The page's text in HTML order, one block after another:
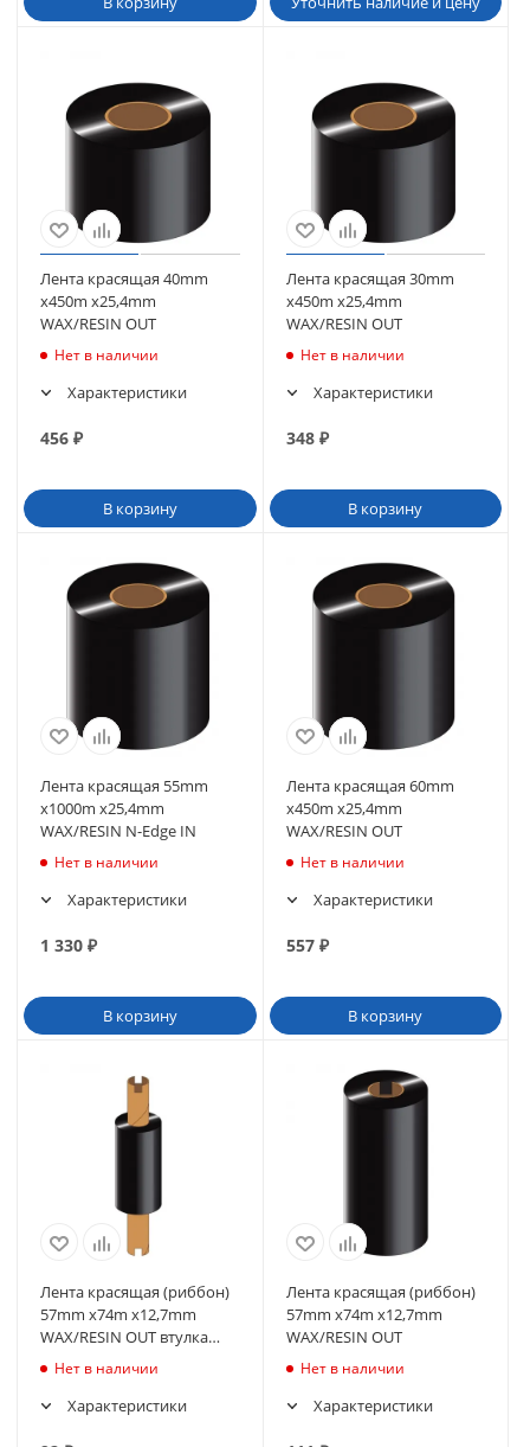
Лента красящая 40mm
x450m х25,4mm
WAX/RESIN OUT
Нет в наличии
Характеристики
456 ₽
В корзину
Лента красящая 30mm
x450m х25,4mm
WAX/RESIN OUT
Нет в наличии
Характеристики
348₽
В корзину
Лента красящая 55mm
х1000m х25,4mm
WAX/RESIN N-Edge IN
Нет в наличии
Характеристики
1 330 ₽
В корзину
Лента красящая 60mm
x450m х25,4mm
WAX/RESIN OUT
Нет в наличии
Характеристики
557₽
В корзину
Лента красящая (риббон)
57mm x74m х12,7mm
WAX/RESIN OUT втулка
110мм
Нет в наличии
Характеристики
Лента красящая (риббон)
57mm x74m х12,7mm
WAX/RESIN OUT
Нет в наличии
Характеристики